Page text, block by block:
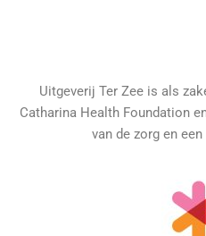
Uitgeverij Ter Zee is als
Catharina Health Foundation
van de zorg en